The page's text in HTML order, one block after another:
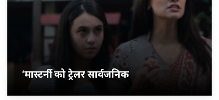
‘मास्टर्नी’ को ट्रेलर सार्वजनिक